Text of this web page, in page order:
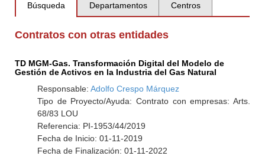
Búsqueda Departamentos Centros
Contratos con otras entidades
TD MGM-Gas. Transformación Digital del Modelo de
Gestión de Activos en la Industria del Gas Natural
Responsable: Adolfo Crespo Márquez
Tipo de Proyecto/Ayuda: Contrato con empresas: Arts.
68/83 LOU
Referencia: PI-1953/44/2019
Fecha de Inicio: 01-11-2019
Fecha de Finalización: 01-11-2022